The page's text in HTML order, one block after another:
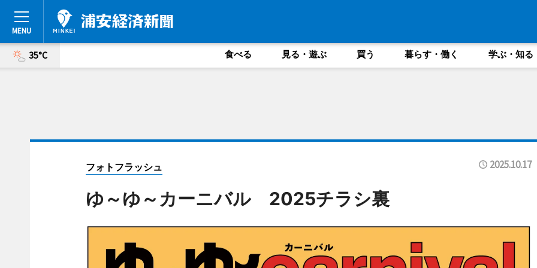
35°C 食べる 見る・遊ぶ 買う 暮らす・働く 学ぶ・知る
フォトフラッシュ 2025.10.17
ゆ～ゆ～カーニバル 2025チラシ裏